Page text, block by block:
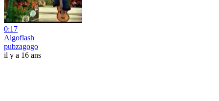
0:17
Algoflash
pubzagogo
il y a 16 ans